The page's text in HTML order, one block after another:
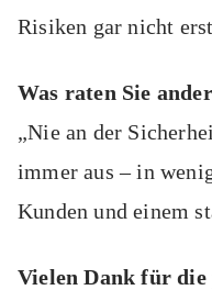
Risiken gar nicht
Was raten Sie
„Nie an der
immer aus – in
Kunden und einem
Vielen Dank für